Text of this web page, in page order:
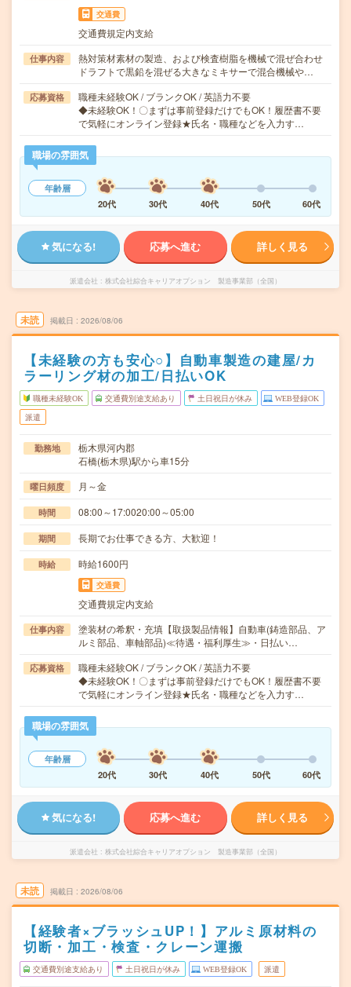
交通費
交通費規定内支給
仕事内容
熱対策材素材の製造、および検査樹脂を機械で混ぜ合わせ
ドラフトで黒鉛を混ぜる大きなミキサーで混合機械や…
応募資格
職種未経験OK / ブランクOK / 英語力不要
◆未経験OK！〇まずは事前登録だけでもOK！履歴書不要
で気軽にオンライン登録★氏名・職種などを入力す…
職場の雰囲気
年齢層
20代
30代 40代 50代 60代
気になる! 応募へ進む 詳しく見る
派遣会社 株式会社綜合キャリアオプション 製造事業部（全国）
未読 掲載日 2026/08/06
【未経験の方も安心○】自動車製造の建屋/カ
ラーリング材の加工/日払いOK
職種未経験OK 交通費別途支給あり 土日祝日が休み WEB登録OK
派遣
勤務地
栃木県河内郡
石橋(栃木県)駅から車15分
曜日頻度 月～金
時間 08:00～17:0020:00～05:00
期間 長期でお仕事できる方、大歓迎！
時給 時給1600円
交通費
交通費規定内支給
仕事内容
塗装材の希釈・充填【取扱製品情報】自動車(鋳造部品、ア
ルミ部品、車軸部品)≪待遇・福利厚生≫・日払い…
応募資格
職種未経験OK / ブランクOK / 英語力不要
◆未経験OK！〇まずは事前登録だけでもOK！履歴書不要
で気軽にオンライン登録★氏名・職種などを入力す…
職場の雰囲気
年齢層
20代
30代 40代 50代 60代
気になる! 応募へ進む 詳しく見る
派遣会社 株式会社綜合キャリアオプション 製造事業部（全国）
未読 掲載日 2026/08/06
【経験者×ブラッシュUP！】アルミ原材料の
切断・加工・検査・クレーン運搬
交通費別途支給あり 土日祝日が休み WEB登録OK 派遣